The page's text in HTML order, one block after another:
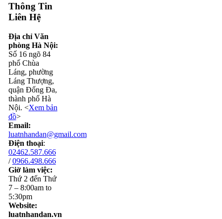
Thông Tin
Liên Hệ
Địa chỉ Văn
phòng Hà Nội:
Số 16 ngõ 84
phố Chùa
Láng, phường
Láng Thượng,
quận Đống Đa,
thành phố Hà
Nội. <Xem bản
đồ>
Email:
luatnhandan@gmail.com
Điện thoại:
02462.587.666
/0966.498.666
Giờ làm việc:
Thứ 2 đến Thứ
7 – 8:00am to
5:30pm
Website:
luatnhandan.vn